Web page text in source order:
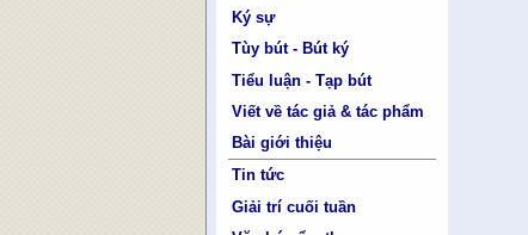
Ký sự
Tùy bút - Bút ký
Tiểu luận - Tạp bút
Viết về tác giả & tác phẩm
Bài giới thiệu
Tin tức
Giải trí cuối tuần